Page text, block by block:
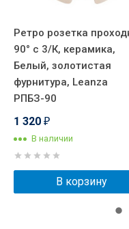
Ретро розетка
90° с 3/К, керамика,
Белый, золотистая
фурнитура, Leanza
РПБЗ-90
1 320 ₽
В наличии
В корзину